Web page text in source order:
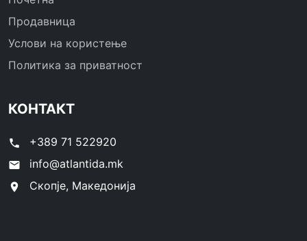
Продавница
Услови на користење
Политика за приватност
КОНТАКТ
phone +389 71 522920
email info@atlantida.mk
location_on Скопје, Македонија